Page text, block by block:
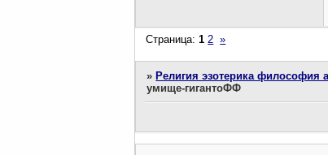
Страница:1 2 »
» Религия эзотерика
умище-гигантоФФ